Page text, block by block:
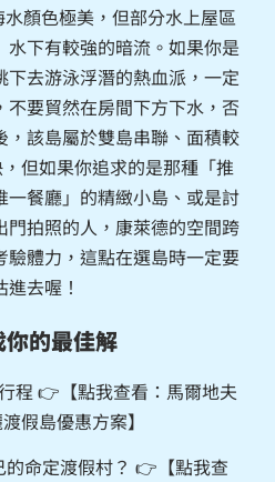
顏色極美，但部分水上屋區
下有較強的暗流。如果你是
去游泳浮潛的熱血派，一定
要貿然在房間下方下水，否
，該島屬於雙島串聯、面積較
但如果你追求的是那種「推
一餐廳」的精緻小島、或是討
門拍照的人，康萊德的空間跨
體力，這點在選島時一定要
進去喔！
的最佳解
程 👉【點我查看：馬爾地夫
假島優惠方案】
命定渡假村？ 👉【點我查